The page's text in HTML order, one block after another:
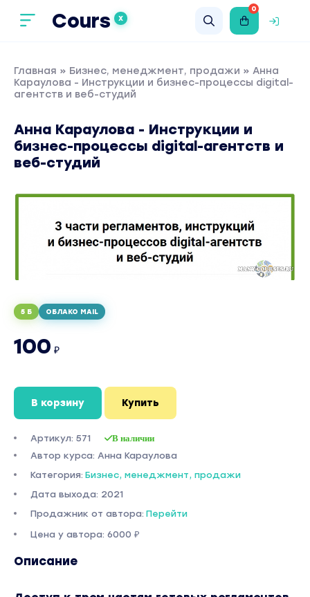
Cours X
0
Главная » Бизнес, менеджмент, продажи » Анна
Караулова - Инструкции и бизнес-процессы digital-
агентств и веб-студий
Анна Караулова - Инструкции и
бизнес-процессы digital-агентств и
веб-студий
5 Б ОБЛАКО MAIL
100 ₽
В корзину Купить
Артикул: 571 В наличии
Автор курса: Анна Караулова
Категория: Бизнес, менеджмент, продажи
Дата выхода: 2021
Продажник от автора: Перейти
Цена у автора: 6000 ₽
Описание